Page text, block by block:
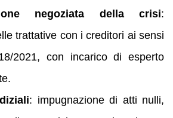
negoziata della crisi:
trattative con i creditori ai sensi
2021, con incarico di esperto
: impugnazione di atti nulli,